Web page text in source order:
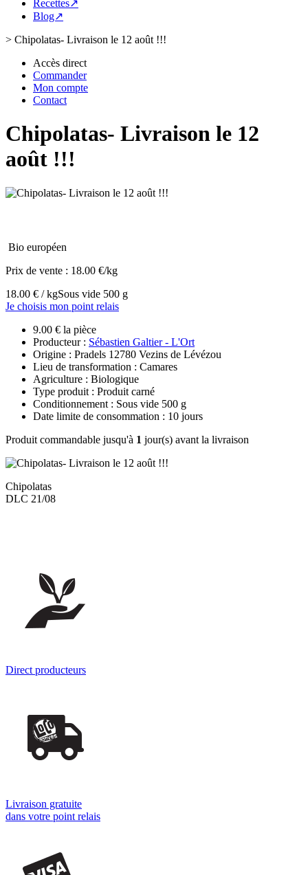
Recettes↗
Blog↗
> Chipolatas- Livraison le 12 août !!!
Accès direct
Commander
Mon compte
Contact
Chipolatas- Livraison le 12
août !!!
Bio européen
Prix de vente : 18.00 €/kg
18.00 € / kgSous vide 500 g
Je choisis mon point relais
9.00 € la pièce
Producteur : Sébastien Galtier - L'Ort
Origine : Pradels 12780 Vezins de Lévézou
Lieu de transformation : Camares
Agriculture : Biologique
Type produit : Produit carné
Conditionnement : Sous vide 500 g
Date limite de consommation : 10 jours
Produit commandable jusqu'à 1 jour(s) avant la livraison
Chipolatas
DLC 21/08
Direct producteurs
Livraison gratuite
dans votre point relais